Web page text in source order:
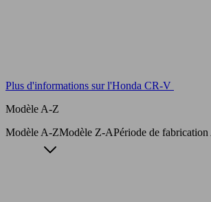
Plus d'informations sur l'Honda CR-V
Modèle A-Z
Modèle A-ZModèle Z-APériode de